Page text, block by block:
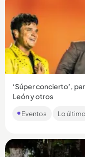
‘Súper concierto’,
León y otros
Si usted es de los
de todo, el ‘Súper
Eventos Lo último